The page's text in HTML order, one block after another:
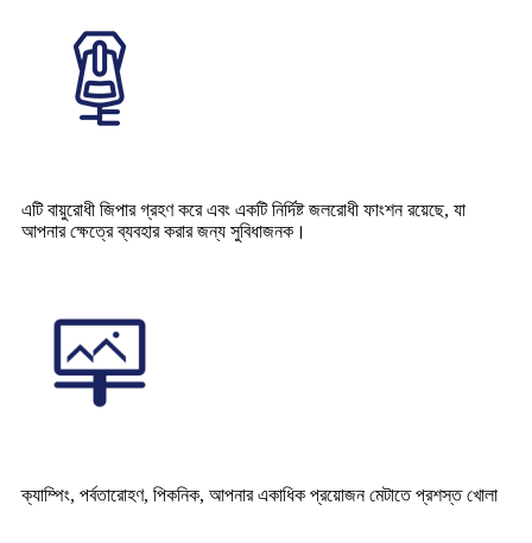
এটি বায়ুরোধী জিপার গ্রহণ করে এবং একটি নির্দিষ্ট জলরোধী ফাংশন রয়েছে, যা
আপনার ক্ষেত্রে ব্যবহার করার জন্য সুবিধাজনক।
ক্যাম্পিং, পর্বতারোহণ, পিকনিক, আপনার একাধিক প্রয়োজন মেটাতে প্রশস্ত খোলা